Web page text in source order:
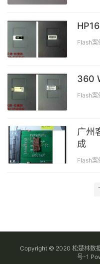
Flash案
360
Flash案
广州
成
Flash案
Copyright © 2020 松楚林数
号-1